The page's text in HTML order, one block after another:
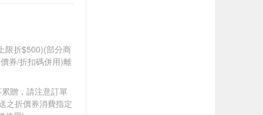
限折$500)(部分商
券/折扣碼併用)離
贈，請注意訂單
之折價券消費指定